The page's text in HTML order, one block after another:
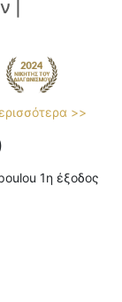
|
>>
1η έξοδος